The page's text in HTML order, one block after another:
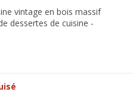
vintage en bois massif
dessertes de cuisine -